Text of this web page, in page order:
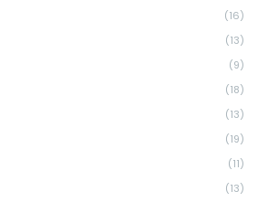
(16)
(13)
(9)
(18)
(13)
(19)
(11)
(13)